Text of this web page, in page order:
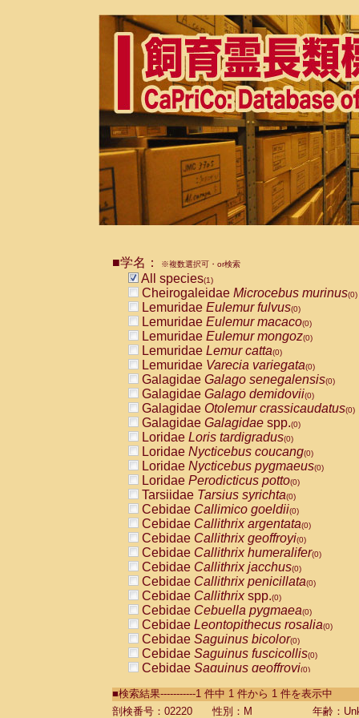
■学名： ※複数選択可・or検索
All species(1)
Cheirogaleidae Microcebus murinus(0)
Lemuridae Eulemur fulvus(0)
Lemuridae Eulemur macaco(0)
Lemuridae Eulemur mongoz(0)
Lemuridae Lemur catta(0)
Lemuridae Varecia variegata(0)
Galagidae Galago senegalensis(0)
Galagidae Galago demidovii(0)
Galagidae Otolemur crassicaudatus(0)
Galagidae Galagidae spp.(0)
Loridae Loris tardigradus(0)
Loridae Nycticebus coucang(0)
Loridae Nycticebus pygmaeus(0)
Loridae Perodicticus potto(0)
Tarsiidae Tarsius syrichta(0)
Cebidae Callimico goeldii(0)
Cebidae Callithrix argentata(0)
Cebidae Callithrix geoffroyi(0)
Cebidae Callithrix humeralifer(0)
Cebidae Callithrix jacchus(0)
Cebidae Callithrix penicillata(0)
Cebidae Callithrixspp.(0)
Cebidae Cebuella pygmaea(0)
Cebidae Leontopithecus rosalia(0)
Cebidae Saguinus bicolor(0)
Cebidae Saguinus fuscicollis(0)
Cebidae Saguinus geoffroyi(0)
CebidaeSaguinus labiatus(0)
Cebidae Saguinus leucopus (0)
■検索結果-----------1 件中 1 件から 1 件を表示中
剖検番号：02220
性別：M 年齢：